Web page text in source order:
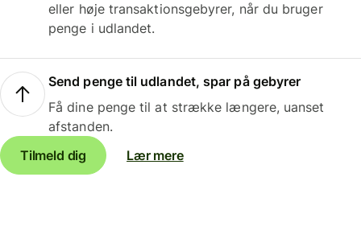
eller høje transaktionsgebyrer, når du bruger
penge i udlandet.
Send penge til udlandet, spar på gebyrer
Få dine penge til at strække længere, uanset
afstanden.
Tilmeld dig
Lær mere